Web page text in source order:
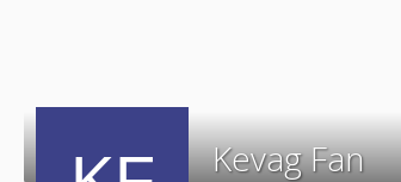
Kevag Fan